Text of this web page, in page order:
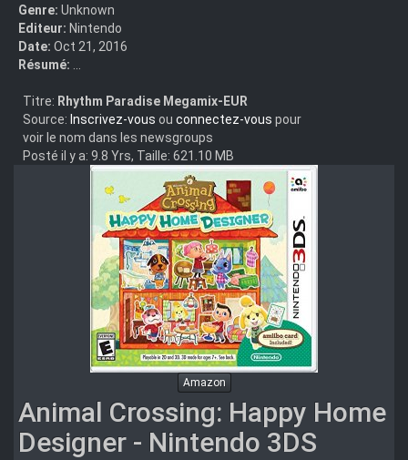
Genre: Unknown
Editeur: Nintendo
Date: Oct 21, 2016
Résumé:
Titre: Rhythm Paradise Megamix-EUR
Source: Inscrivez-vous ou connectez-vous pour
voir le nom dans les newsgroups
Posté il y a: 9.8 Yrs, Taille: 621.10 MB
Amazon
Animal Crossing: Happy Home
Designer - Nintendo 3DS